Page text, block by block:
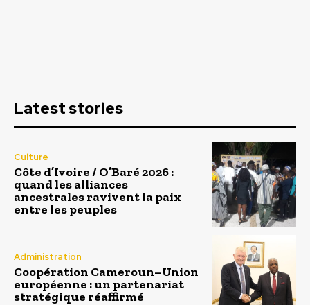
Latest stories
Culture
Côte d’Ivoire / O’Baré 2026 :
quand les alliances
ancestrales ravivent la paix
entre les peuples
Administration
Coopération Cameroun–Union
européenne : un partenariat
stratégique réaffirmé